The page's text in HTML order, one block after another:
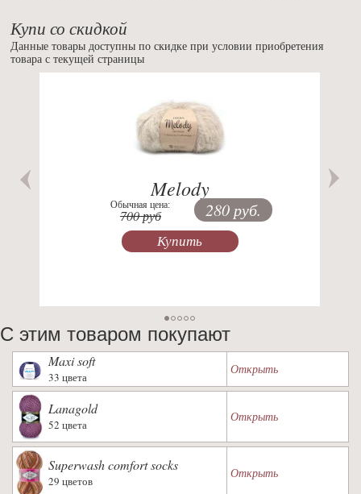
Купи со скидкой
Данные товары доступны по скидке при условии приобретения
товара с текущей страницы
Melody
Обычная цена:
700 руб 280 руб.
Купить
С этим товаром покупают
Maxi soft
33 цвета
Открыть
Lanagold
52 цвета
Открыть
Superwash comfort socks
29 цветов
Открыть